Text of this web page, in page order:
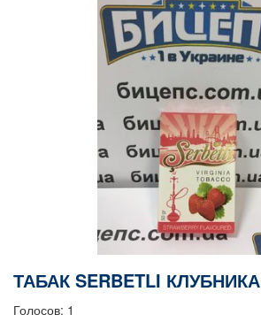
ТАБАК SERBETLI КЛУБНИКА
Голосов: 1